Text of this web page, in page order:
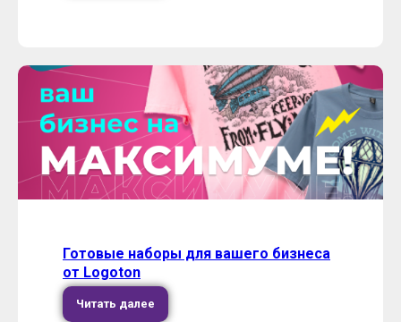
Готовые наборы для вашего бизнеса
от Logoton
Читать далее